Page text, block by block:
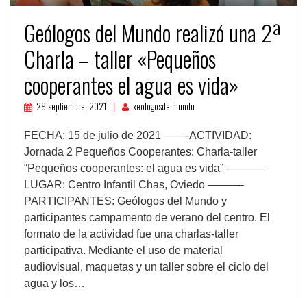
Geólogos del Mundo realizó una 2ª
Charla – taller «Pequeños
cooperantes el agua es vida»
29 septiembre, 2021 xeologosdelmundu
FECHA: 15 de julio de 2021 ——-ACTIVIDAD:
Jornada 2 Pequeños Cooperantes: Charla-taller
“Pequeños cooperantes: el agua es vida” ———–
LUGAR: Centro Infantil Chas, Oviedo ———-
PARTICIPANTES: Geólogos del Mundo y
participantes campamento de verano del centro. El
formato de la actividad fue una charlas-taller
participativa. Mediante el uso de material
audiovisual, maquetas y un taller sobre el ciclo del
agua y los…